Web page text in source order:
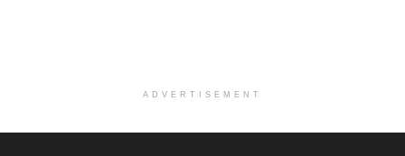
ADVERTISEMENT